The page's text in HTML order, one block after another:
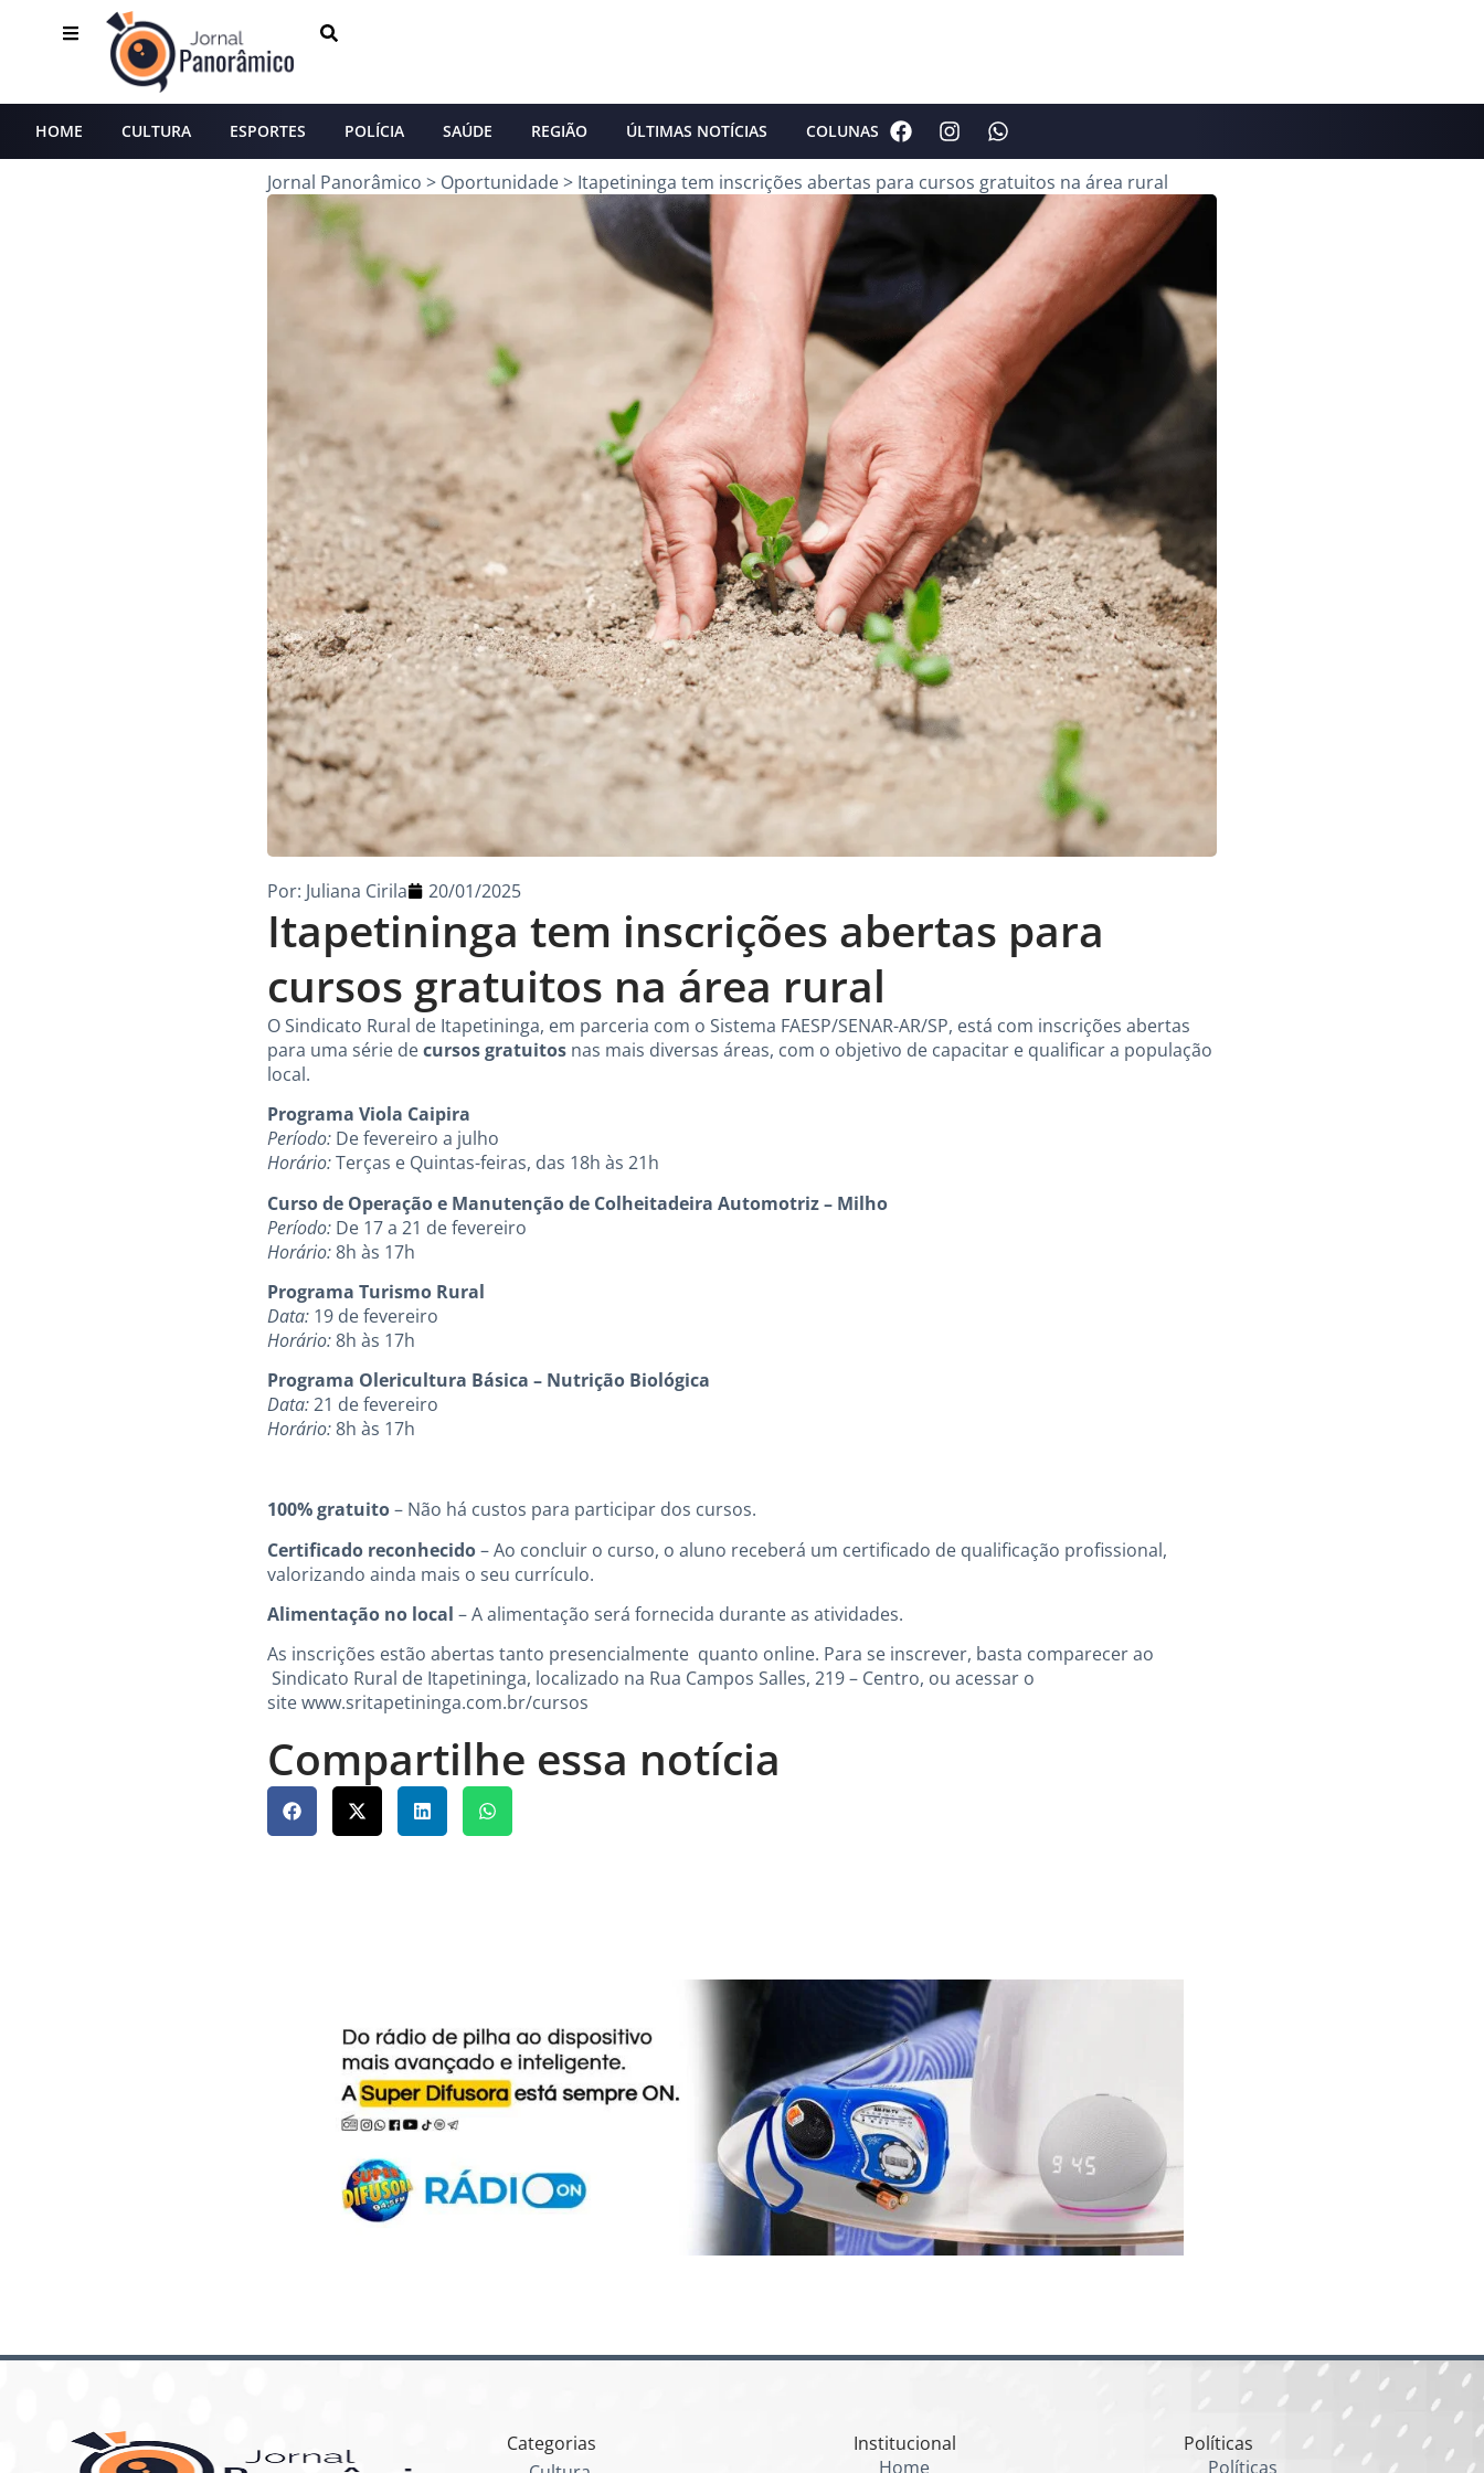
HOME CULTURA ESPORTES POLÍCIA SAÚDE REGIÃO ÚLTIMAS NOTÍCIAS COLUNAS
Jornal Panorâmico > Oportunidade> Itapetininga tem inscrições abertas para cursos gratuitos na área rural
Itapetininga tem inscrições abertas para
cursos gratuitos na área rural
Por: Juliana Cirila 20/01/2025
O Sindicato Rural de Itapetininga, em parceria com o Sistema FAESP/SENAR-AR/SP, está com inscrições abertas
para uma série decursos gratuitos nas mais diversas áreas, com o objetivo de capacitar e qualificar a população
local.
Programa Viola Caipira
Período: De fevereiro a julho
Horário:Terças e Quintas-feiras, das 18h às 21h
Curso de Operação e Manutenção de Colheitadeira Automotriz – Milho
Período: De 17 a 21 de fevereiro
Horário:8h às 17h
Programa Turismo Rural
Data: 19 de fevereiro
Horário:8h às 17h
Programa Olericultura Básica – Nutrição Biológica
Data:21 de fevereiro
Horário:8h às 17h
100% gratuito– Não há custos para participar dos cursos.
Certificado reconhecido– Ao concluir o curso, o aluno receberá um certificado de qualificação profissional,
valorizando ainda mais o seu currículo.
Alimentação no local – A alimentação será fornecida durante as atividades.
As inscrições estão abertas tanto presencialmente quanto online. Para se inscrever, basta comparecer ao
Sindicato Rural de Itapetininga, localizado na Rua Campos Salles, 219 – Centro, ou acessar o
sitewww.sritapetininga.com.br/cursos
Compartilhe essa notícia
Categorias
Institucional
Home
Políticas
Políticas